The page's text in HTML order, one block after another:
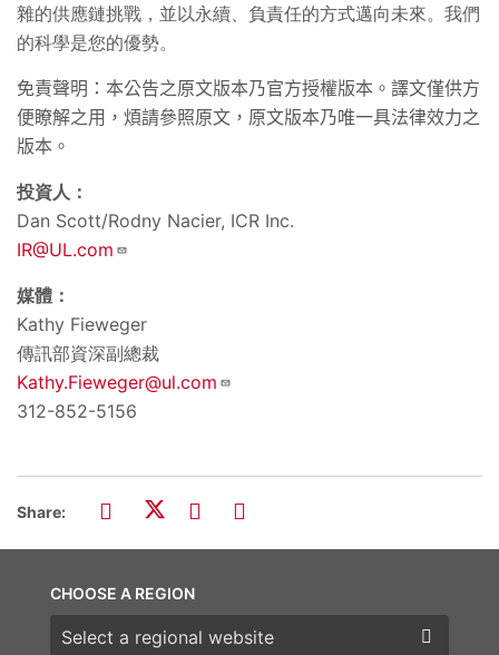
雜的供應鏈挑戰，並以永續、負責任的方式邁向未來。我們
的科學是您的優勢。
免責聲明：本公告之原文版本乃官方授權版本。譯文僅供方
便瞭解之用，煩請參照原文，原文版本乃唯一具法律效力之
版本。
投資人：
Dan Scott/Rodny Nacier, ICR Inc.
IR@UL.com
媒體：
Kathy Fieweger
傳訊部資深副總裁
Kathy.Fieweger@ul.com
312-852-5156
Share:
CHOOSE A REGION
Choose a region